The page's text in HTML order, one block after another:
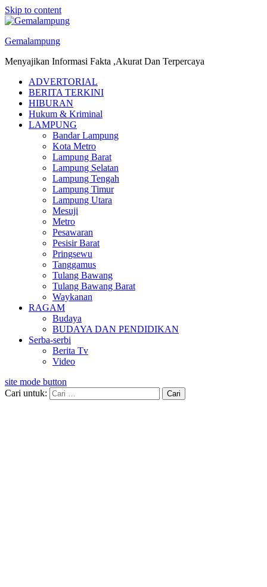
Skip to content
Gemalampung
Menyajikan Informasi Fakta ,Akurat Dan Terpercaya
ADVERTORIAL
BERITA TERKINI
HIBURAN
Hukum & Kriminal
LAMPUNG
Bandar Lampung
Kota Metro
Lampung Barat
Lampung Selatan
Lampung Tengah
Lampung Timur
Lampung Utara
Mesuji
Metro
Pesawaran
Pesisir Barat
Pringsewu
Tanggamus
Tulang Bawang
Tulang Bawang Barat
Waykanan
RAGAM
Budaya
BUDAYA DAN PENDIDIKAN
Serba-serbi
Berita Tv
Video
site mode button
Cari untuk: